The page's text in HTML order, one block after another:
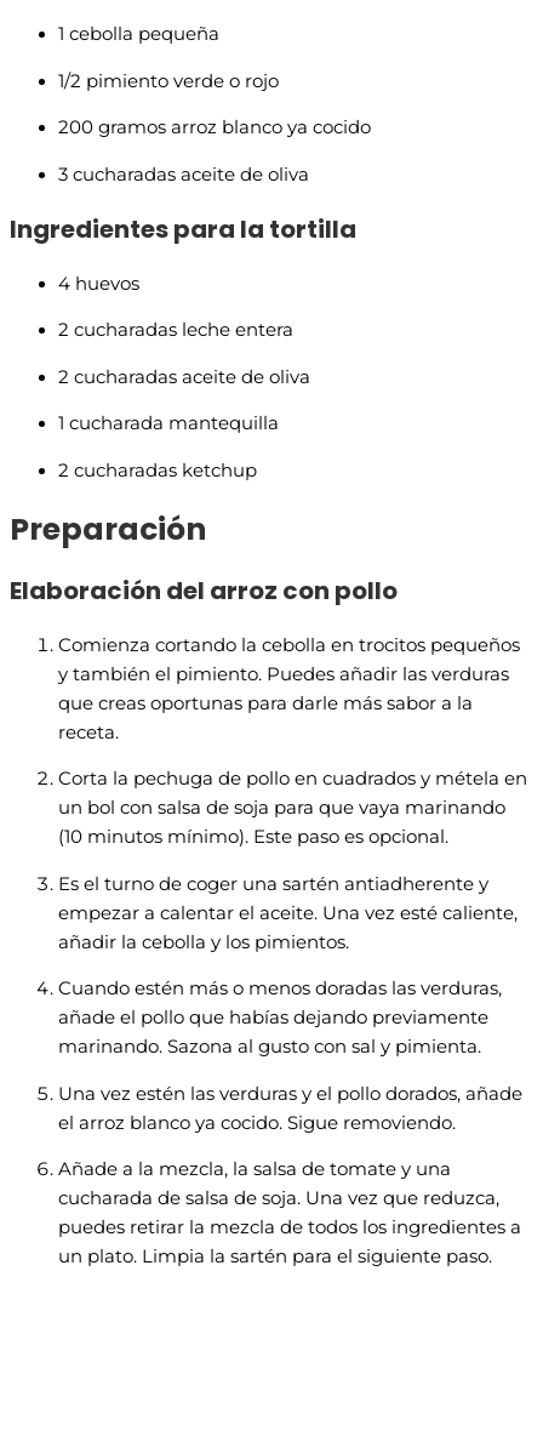
1 cebolla pequeña
1/2 pimiento verde o rojo
200 gramos arroz blanco ya cocido
3 cucharadas aceite de oliva
Ingredientes para la tortilla
4 huevos
2 cucharadas leche entera
2 cucharadas aceite de oliva
1 cucharada mantequilla
2 cucharadas ketchup
Preparación
Elaboración del arroz con pollo
Comienza cortando la cebolla en trocitos pequeños
y también el pimiento. Puedes añadir las verduras
que creas oportunas para darle más sabor a la
receta.
Corta la pechuga de pollo en cuadrados y métela en
un bol con salsa de soja para que vaya marinando
(10 minutos mínimo). Este paso es opcional.
Es el turno de coger una sartén antiadherente y
empezar a calentar el aceite. Una vez esté caliente,
añadir la cebolla y los pimientos.
Cuando estén más o menos doradas las verduras,
añade el pollo que habías dejando previamente
marinando. Sazona al gusto con sal y pimienta.
Una vez estén las verduras y el pollo dorados, añade
el arroz blanco ya cocido. Sigue removiendo.
Añade a la mezcla, la salsa de tomate y una
cucharada de salsa de soja. Una vez que reduzca,
puedes retirar la mezcla de todos los ingredientes a
un plato. Limpia la sartén para el siguiente paso.